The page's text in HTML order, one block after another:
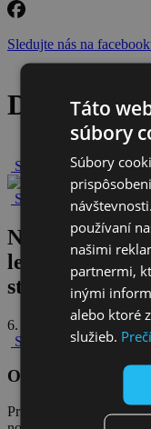
Sledujte nás na
Detail
Späť na novinky
Späť na všetky novinky
NKÚ dáva
lehoty na
stres je forma
6. februára 2026
Späť na všetky novinky
Odoberajte naše
Prihláste sa na odber
Táto
súbory
Súbory
používaní
našimi
partnermi,
inými
alebo ktoré
služieb.